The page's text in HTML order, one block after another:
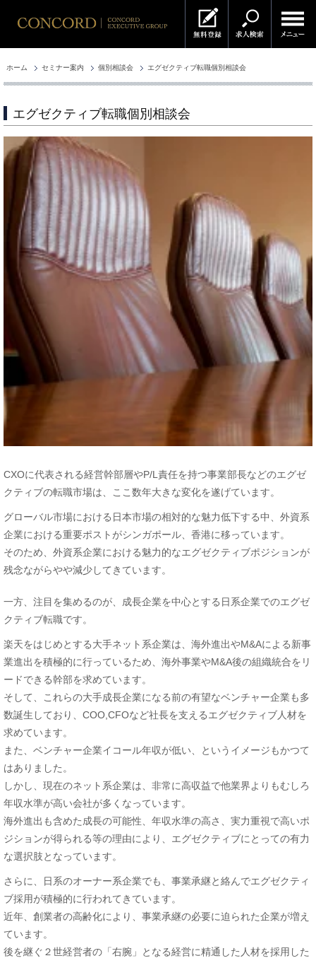
ホーム セミナー案内 個別相談会 エグゼクティブ転職個別相談会
エグゼクティブ転職個別相談会
CXOに代表される経営幹部層やP/L責任を持つ事業部長などのエグゼ
クティブの転職市場は、ここ数年大きな変化を遂げています。
グローバル市場における日本市場の相対的な魅力低下する中、外資系
企業における重要ポストがシンガポール、香港に移っています。
そのため、外資系企業における魅力的なエグゼクティブポジションが
残念ながらやや減少してきています。
一方、注目を集めるのが、成長企業を中心とする日系企業でのエグゼ
クティブ転職です。
楽天をはじめとする大手ネット系企業は、海外進出やM&Aによる新事
業進出を積極的に行っているため、海外事業やM&A後の組織統合をリ
ードできる幹部を求めています。
そして、これらの大手成長企業になる前の有望なベンチャー企業も多
数誕生しており、COO,CFOなど社長を支えるエグゼクティブ人材を
求めています。
また、ベンチャー企業イコール年収が低い、というイメージもかつて
はありました。
しかし、現在のネット系企業は、非常に高収益で他業界よりもむしろ
年収水準が高い会社が多くなっています。
海外進出も含めた成長の可能性、年収水準の高さ、実力重視で高いポ
ジションが得られる等の理由により、エグゼクティブにとっての有力
な選択肢となっています。
さらに、日系のオーナー系企業でも、事業承継と絡んでエグゼクティ
ブ採用が積極的に行われてきています。
近年、創業者の高齢化により、事業承継の必要に迫られた企業が増え
ています。
後を継ぐ２世経営者の「右腕」となる経営に精通した人材を採用した